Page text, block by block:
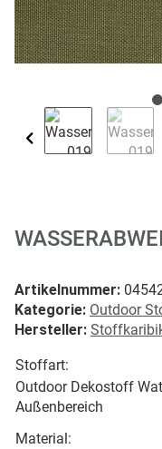
Artikelnummer:
Kategorie: Outdoor
Hersteller:
Stoffart:
Outdoor Dekostoff
Außenbereich
Material: